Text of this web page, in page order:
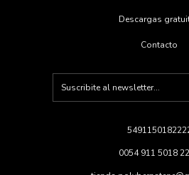
Descargas
Contacto
0054 911 5018